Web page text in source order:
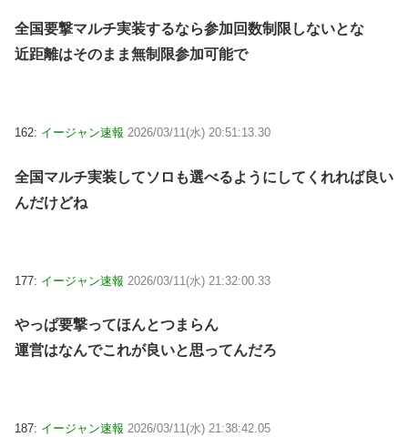
全国要撃マルチ実装するなら参加回数制限しないとな
近距離はそのまま無制限参加可能で
162: イージャン速報 2026/03/11(水) 20:51:13.30
全国マルチ実装してソロも選べるようにしてくれれば良い
んだけどね
177: イージャン速報 2026/03/11(水) 21:32:00.33
やっぱ要撃ってほんとつまらん
運営はなんでこれが良いと思ってんだろ
187: イージャン速報 2026/03/11(水) 21:38:42.05